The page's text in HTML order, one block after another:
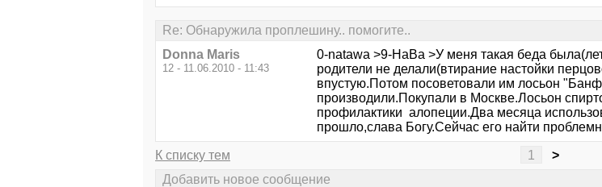
Re: Обнаружила проплешину.. помогите..
Donna Maris
12 - 11.06.2010 - 11:43
0-natawa >9-НаВа >У меня такая беда
родители не делали(втирание настойки
впустую.Потом посоветовали им лосьон
производили.Покупали в Москве.Лосьон
профилактики алопеции.Два месяца
прошло,слава Богу.Сейчас его найти
К списку тем 1 >
Добавить новое сообщение